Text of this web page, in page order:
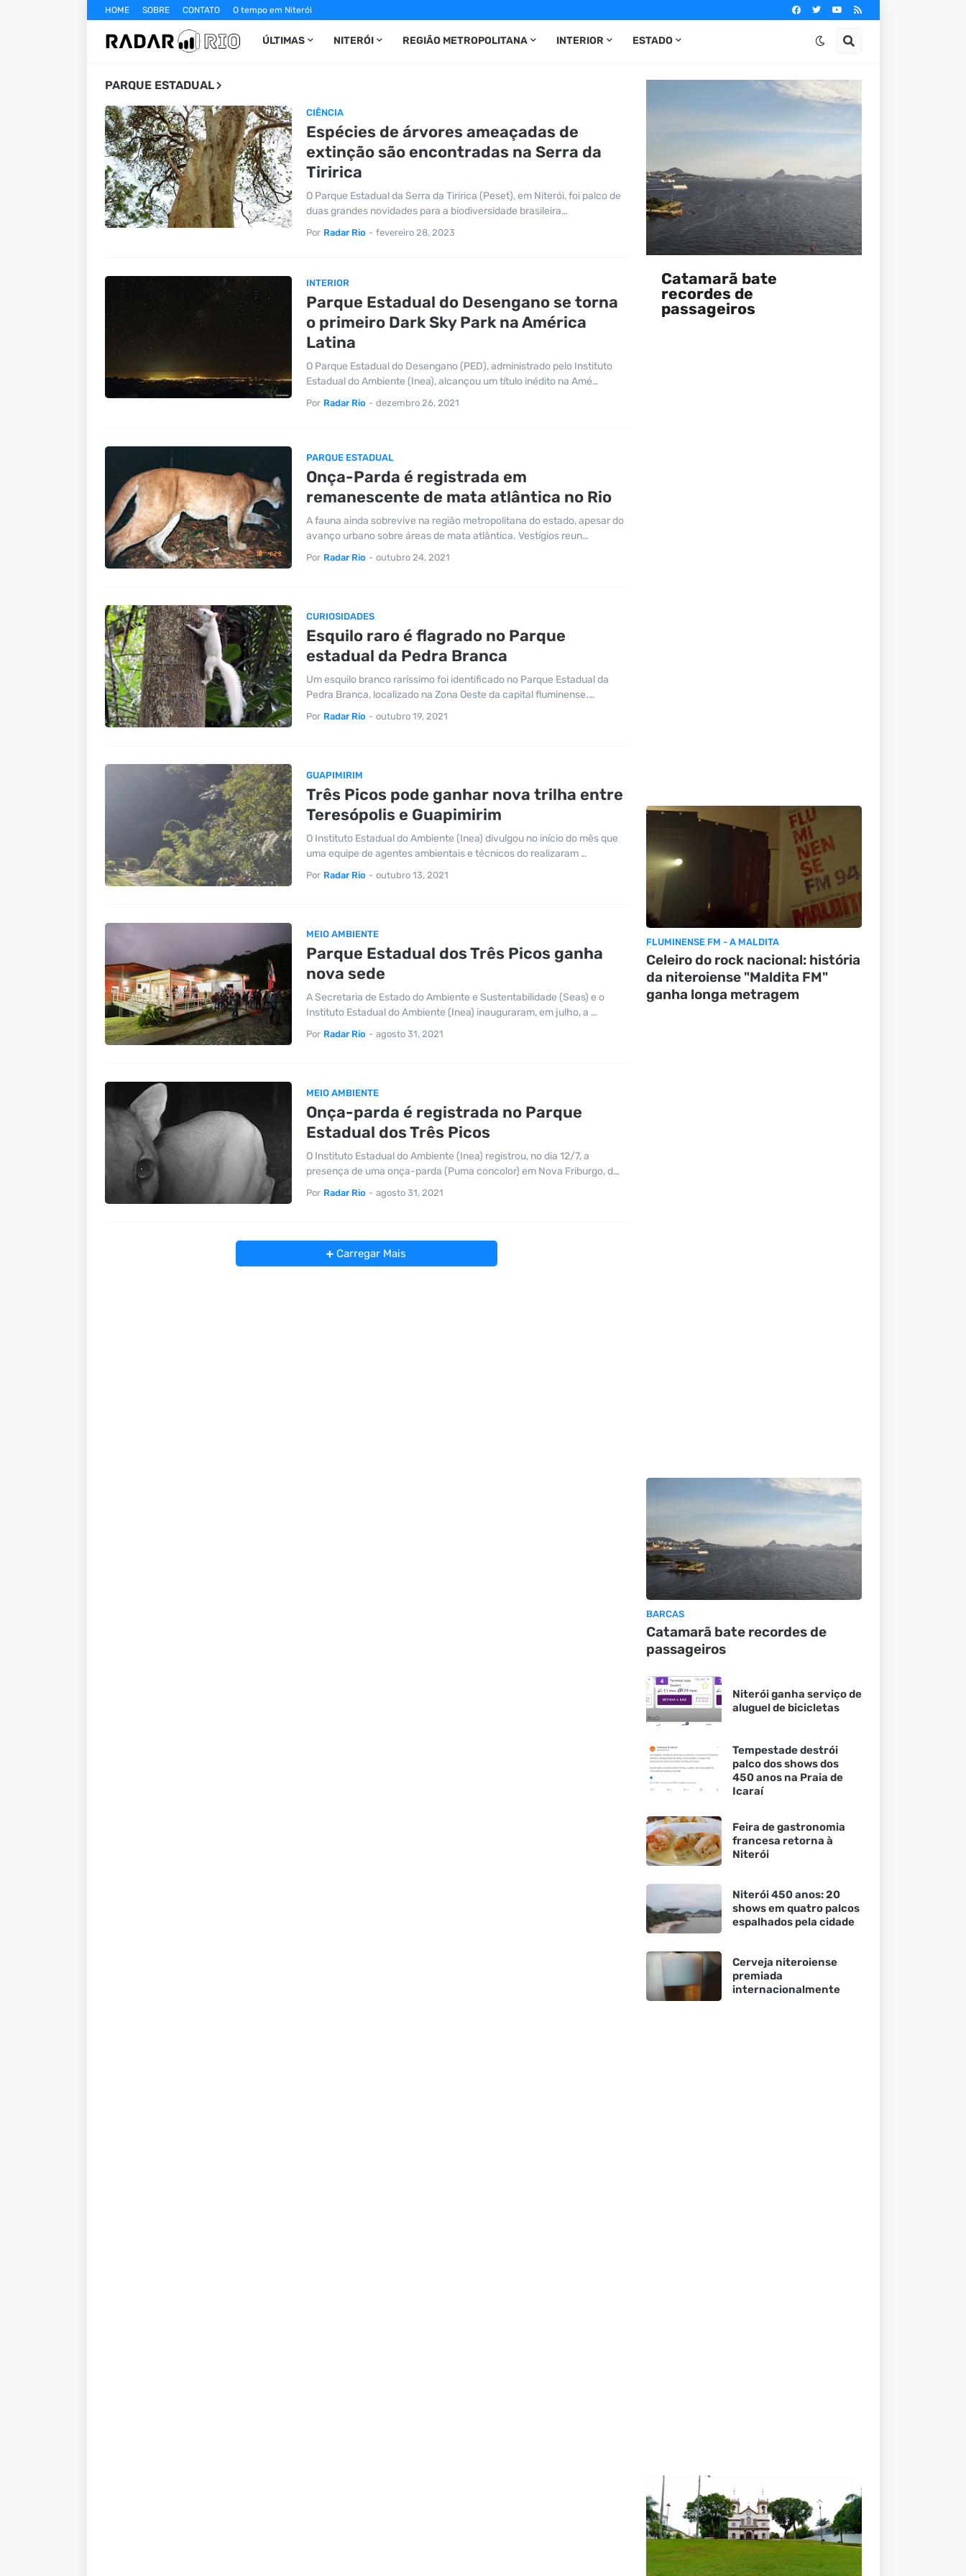
HOME SOBRE CONTATO O tempo em Niterói
ÚLTIMAS NITERÓI REGIÃO METROPOLITANA INTERIOR ESTADO
PARQUE ESTADUAL
CIÊNCIA
Espécies de árvores ameaçadas de
extinção são encontradas na Serra da
Tiririca
O Parque Estadual da Serra da Tiririca (Peset), em Niterói, foi palco de
duas grandes novidades para a biodiversidade brasileira…
Por Radar Rio - fevereiro 28, 2023
INTERIOR
Parque Estadual do Desengano se torna
o primeiro Dark Sky Park na América
Latina
O Parque Estadual do Desengano (PED), administrado pelo Instituto
Estadual do Ambiente (Inea), alcançou um título inédito na Amé…
Por Radar Rio - dezembro 26, 2021
PARQUE ESTADUAL
Onça-Parda é registrada em
remanescente de mata atlântica no Rio
A fauna ainda sobrevive na região metropolitana do estado, apesar do
avanço urbano sobre áreas de mata atlântica. Vestígios reun…
Por Radar Rio - outubro 24, 2021
CURIOSIDADES
Esquilo raro é flagrado no Parque
estadual da Pedra Branca
Um esquilo branco raríssimo foi identificado no Parque Estadual da
Pedra Branca, localizado na Zona Oeste da capital fluminense.…
Por Radar Rio - outubro 19, 2021
GUAPIMIRIM
Três Picos pode ganhar nova trilha entre
Teresópolis e Guapimirim
O Instituto Estadual do Ambiente (Inea) divulgou no início do mês que
uma equipe de agentes ambientais e técnicos do realizaram …
Por Radar Rio - outubro 13, 2021
MEIO AMBIENTE
Parque Estadual dos Três Picos ganha
nova sede
A Secretaria de Estado do Ambiente e Sustentabilidade (Seas) e o
Instituto Estadual do Ambiente (Inea) inauguraram, em julho, a …
Por Radar Rio - agosto 31, 2021
MEIO AMBIENTE
Onça-parda é registrada no Parque
Estadual dos Três Picos
O Instituto Estadual do Ambiente (Inea) registrou, no dia 12/7, a
presença de uma onça-parda (Puma concolor) em Nova Friburgo, d…
Por Radar Rio - agosto 31, 2021
Carregar Mais
Catamarã bate
recordes de
passageiros
Museu Vassouras é o
mais novo equipamento
cultural fluminense
FLUMINENSE FM - A MALDITA
Celeiro do rock nacional: história
da niteroiense "Maldita FM"
ganha longa metragem
BARCAS
Catamarã bate recordes de
passageiros
Niterói ganha serviço de
aluguel de bicicletas
Tempestade destrói
palco dos shows dos
450 anos na Praia de
Icaraí
Feira de gastronomia
francesa retorna à
Niterói
Niterói 450 anos: 20
shows em quatro palcos
espalhados pela cidade
Cerveja niteroiense
premiada
internacionalmente